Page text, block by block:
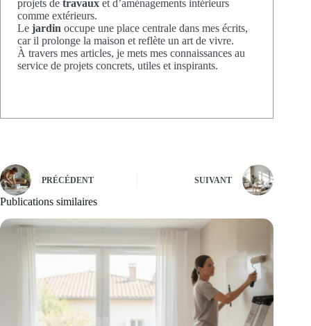
projets de travaux et d’aménagements intérieurs
comme extérieurs.
Le jardin occupe une place centrale dans mes écrits,
car il prolonge la maison et reflète un art de vivre.
À travers mes articles, je mets mes connaissances au
service de projets concrets, utiles et inspirants.
PRÉCÉDENT SUIVANT
Publications similaires